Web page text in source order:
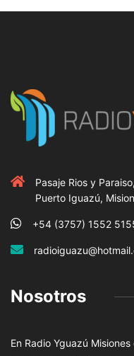
Pasaje Rios y
Puerto Iguazú,
+54 (3757) 1552
Nosotros
En Radio Yguazú